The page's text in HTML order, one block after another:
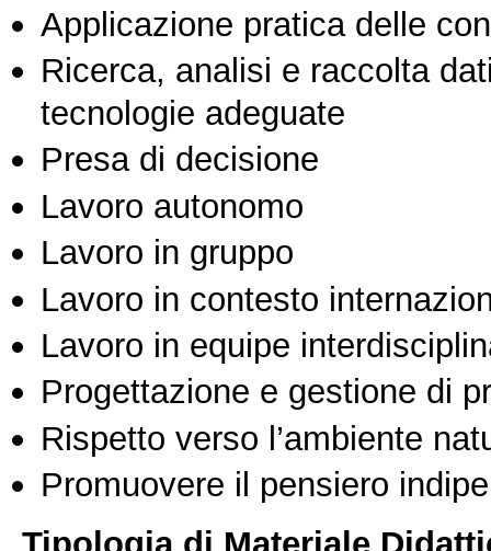
Applicazione pratica delle
Ricerca, analisi e raccolta
tecnologie adeguate
Presa di decisione
Lavoro autonomo
Lavoro in gruppo
Lavoro in contesto
Lavoro in equipe
Progettazione e gestione di
Rispetto verso l’ambiente
Promuovere il pensiero
Tipologia di Materiale